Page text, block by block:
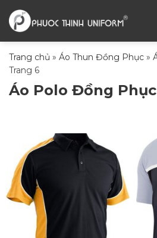
đến
Trang chủ » Áo Thun Đồng Phục »
Trang 6
Áo Polo Đồng Phục